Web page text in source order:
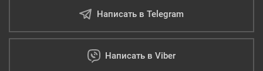
Написать в Telegram
Написать в Viber